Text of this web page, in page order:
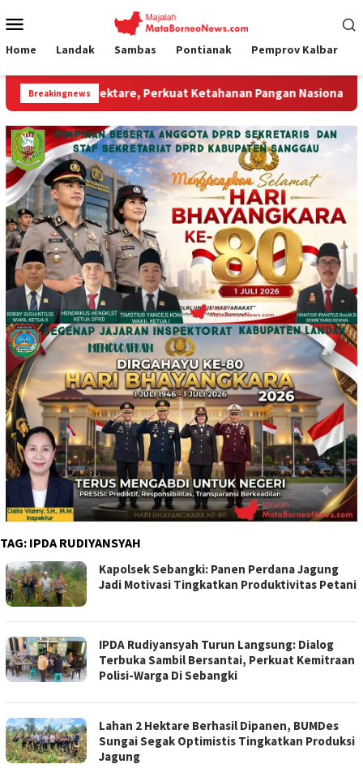
ke
Mobile
Home Landak Sambas Pontianak Pemprov Kalbar
Breakingnews
Perkuat Ketahanan Pangan Nasional.” Jembatan
TAG: IPDA RUDIYANSYAH
Kapolsek Sebangki: Panen Perdana Jagung
Jadi Motivasi Tingkatkan Produktivitas Petani
IPDA Rudiyansyah Turun Langsung: Dialog
Terbuka Sambil Bersantai, Perkuat Kemitraan
Polisi-Warga Di Sebangki
Lahan 2 Hektare Berhasil Dipanen, BUMDes
Sungai Segak Optimistis Tingkatkan Produksi
Jagung